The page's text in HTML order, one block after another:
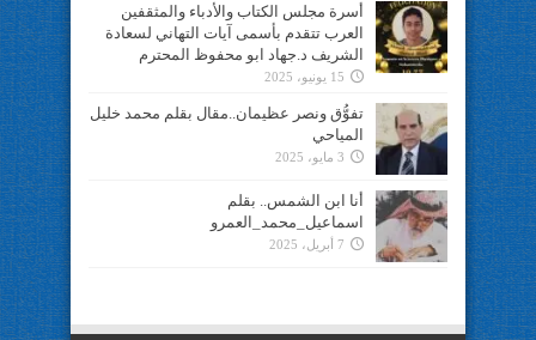
أسرة مجلس الكتاب والأدباء والمثقفين
العرب تتقدم بأسمى آيات التهاني لسعادة
الشريف د.جهاد ابو محفوظ المحترم
15 يونيو، 2025
تفوُّق ونصر عظيمان..مقال بقلم محمد خليل
المياحي
3 مايو، 2025
أنا ابن الشمس.. بقلم
اسماعيل_محمد_العمرو
7 أبريل، 2025